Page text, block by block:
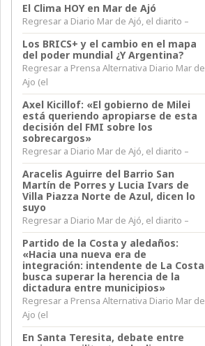
El Clima HOY en Mar de Ajó
Regresar a Diario Mar de Ajó, el diarito –
Los BRICS+ y el cambio en el mapa
del poder mundial ¿Y Argentina?
Regresar a Prensa Alternativa Diario Mar de
Ajo (el
Axel Kicillof: «El gobierno de Milei
está queriendo apropiarse de esta
decisión del FMI sobre los
sobrecargos»
Regresar a Diario Mar de Ajó, el diarito –
Aracelis Aguirre del Barrio San
Martín de Porres y Lucia Ivars de
Villa Piazza Norte de Azul, dicen lo
suyo
Regresar a Diario Mar de Ajó, el diarito –
Partido de la Costa y aledaños:
«Hacia una nueva era de
integración: intendente de La Costa
busca superar la herencia de la
dictadura entre municipios»
Regresar a Prensa Alternativa Diario Mar de
Ajo (el
En Santa Teresita, debate entre